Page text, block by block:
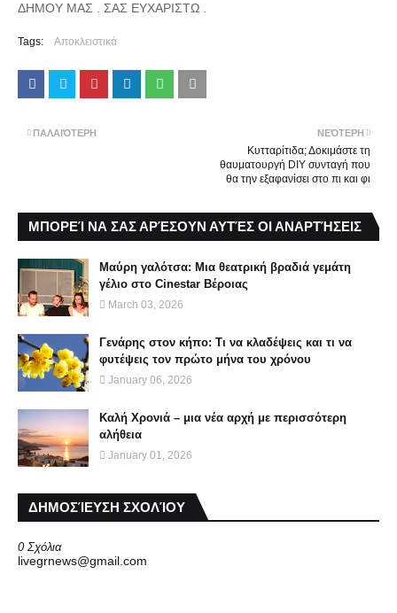
ΔΗΜΟΥ ΜΑΣ . ΣΑΣ ΕΥΧΑΡΙΣΤΩ .
Tags: Αποκλειστικά
ΝΕΌΤΕΡΗ
Kυτταρίτιδα; Δοκιμάστε τη
θαυματουργή DIY συνταγή που
θα την εξαφανίσει στο πι και φι
ΠΑΛΑΙΌΤΕΡΗ
ΜΠΟΡΕΊ ΝΑ ΣΑΣ ΑΡΈΣΟΥΝ ΑΥΤΈΣ ΟΙ ΑΝΑΡΤΉΣΕΙΣ
Μαύρη γαλότσα: Μια θεατρική βραδιά γεμάτη
γέλιο στο Cinestar Βέροιας
March 03, 2026
Γενάρης στον κήπο: Τι να κλαδέψεις και τι να
φυτέψεις τον πρώτο μήνα του χρόνου
January 06, 2026
Καλή Χρονιά – μια νέα αρχή με περισσότερη
αλήθεια
January 01, 2026
ΔΗΜΟΣΊΕΥΣΗ ΣΧΟΛΊΟΥ
0 Σχόλια
livegrnews@gmail.com